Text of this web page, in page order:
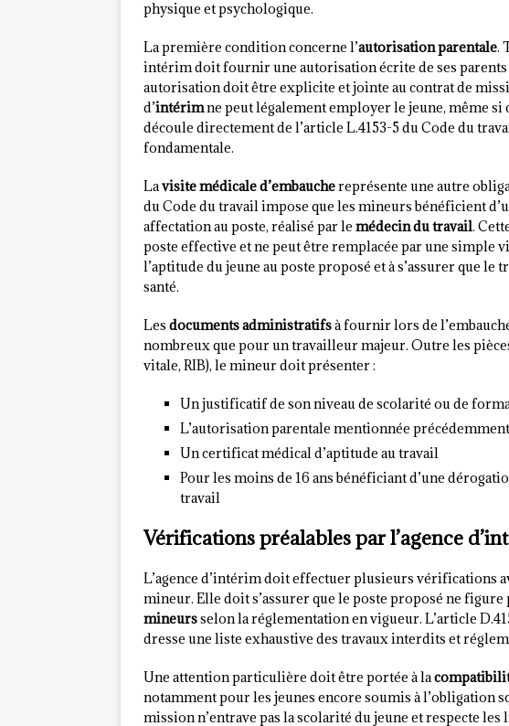
physique et psychologique.
La première condition concerne l’autorisation parentale.
intérim doit fournir une autorisation écrite de ses parents
autorisation doit être explicite et jointe au contrat de
d’intérimne peut légalement employer le jeune, même si
découle directement de l’article L.4153-5 du Code du
fondamentale.
Lavisite médicale d’embauchereprésente une autre
du Code du travail impose que les mineurs bénéficient
affectation au poste, réalisé par le médecin du travail.
poste effective et ne peut être remplacée par une simple
l’aptitude du jeune au poste proposé et à s’assurer que le
santé.
Les documents administratifsà fournir lors de
nombreux que pour un travailleur majeur. Outre les
vitale, RIB), le mineur doit présenter :
Un justificatif de son niveau de scolarité ou de
L’autorisation parentale mentionnée précédemment
Un certificat médical d’aptitude au travail
Pour les moins de 16 ans bénéficiant d’une
travail
Vérifications préalables par l’agence
L’agence d’intérim doit effectuer plusieurs vérifications
mineur. Elle doit s’assurer que le poste proposé ne figure
mineursselon la réglementation en vigueur. L’article
dresse une liste exhaustive des travaux interdits et
Une attention particulière doit être portée à la
notamment pour les jeunes encore soumis à l’obligation
mission n’entrave pas la scolarité du jeune et respecte